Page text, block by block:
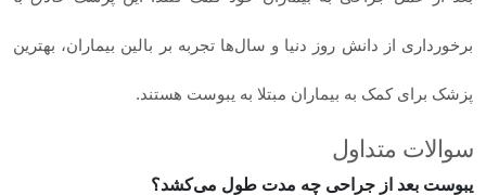
برخورداری از دانش روز دنیا و سال‌­ها تجربه بر بالین بیماران، بهترین
پزشک برای کمک به بیماران مبتلا به یبوست هستند.
سوالات متداول
یبوست بعد از جراحی چه مدت طول می‌کشد؟